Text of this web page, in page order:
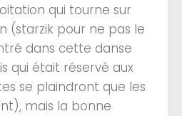
qui tourne sur
(starzik pour ne pas le
dans cette danse
qui était réservé aux
se plaindront que les
mais la bonne